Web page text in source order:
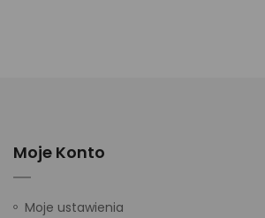
Moje Konto
Moje ustawienia